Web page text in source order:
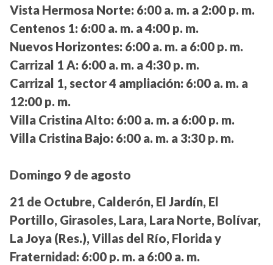
Vista Hermosa Norte: 6:00 a. m. a 2:00 p. m.
Centenos 1: 6:00 a. m. a 4:00 p. m.
Nuevos Horizontes: 6:00 a. m. a 6:00 p. m.
Carrizal 1 A: 6:00 a. m. a 4:30 p. m.
Carrizal 1, sector 4 ampliación: 6:00 a. m. a
12:00 p. m.
Villa Cristina Alto: 6:00 a. m. a 6:00 p. m.
Villa Cristina Bajo: 6:00 a. m. a 3:30 p. m.
Domingo 9 de agosto
21 de Octubre, Calderón, El Jardín, El
Portillo, Girasoles, Lara, Lara Norte, Bolívar,
La Joya (Res.), Villas del Río, Florida y
Fraternidad: 6:00 p. m. a 6:00 a. m.